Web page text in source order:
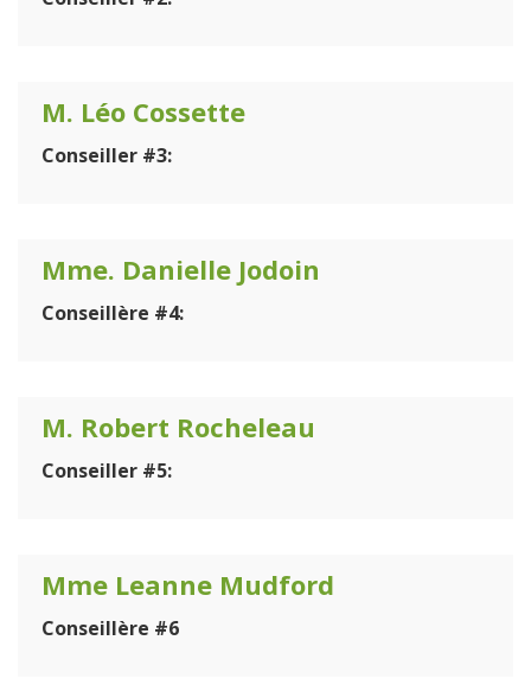
M. Léo Cossette
Conseiller #3:
Mme. Danielle Jodoin
Conseillère #4:
M. Robert Rocheleau
Conseiller #5:
Mme Leanne Mudford
Conseillère #6